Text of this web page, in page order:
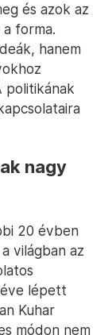
és azok az
forma.
hanem
politikának
nagy
20 évben
világban az
lépett
Kuhar
módon nem